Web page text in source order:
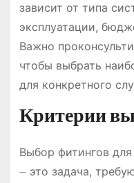
зависит от типа
эксплуатации,
Важно
чтобы выбрать
для конкретного
Критерии
Выбор фитингов
⏤ это задача,